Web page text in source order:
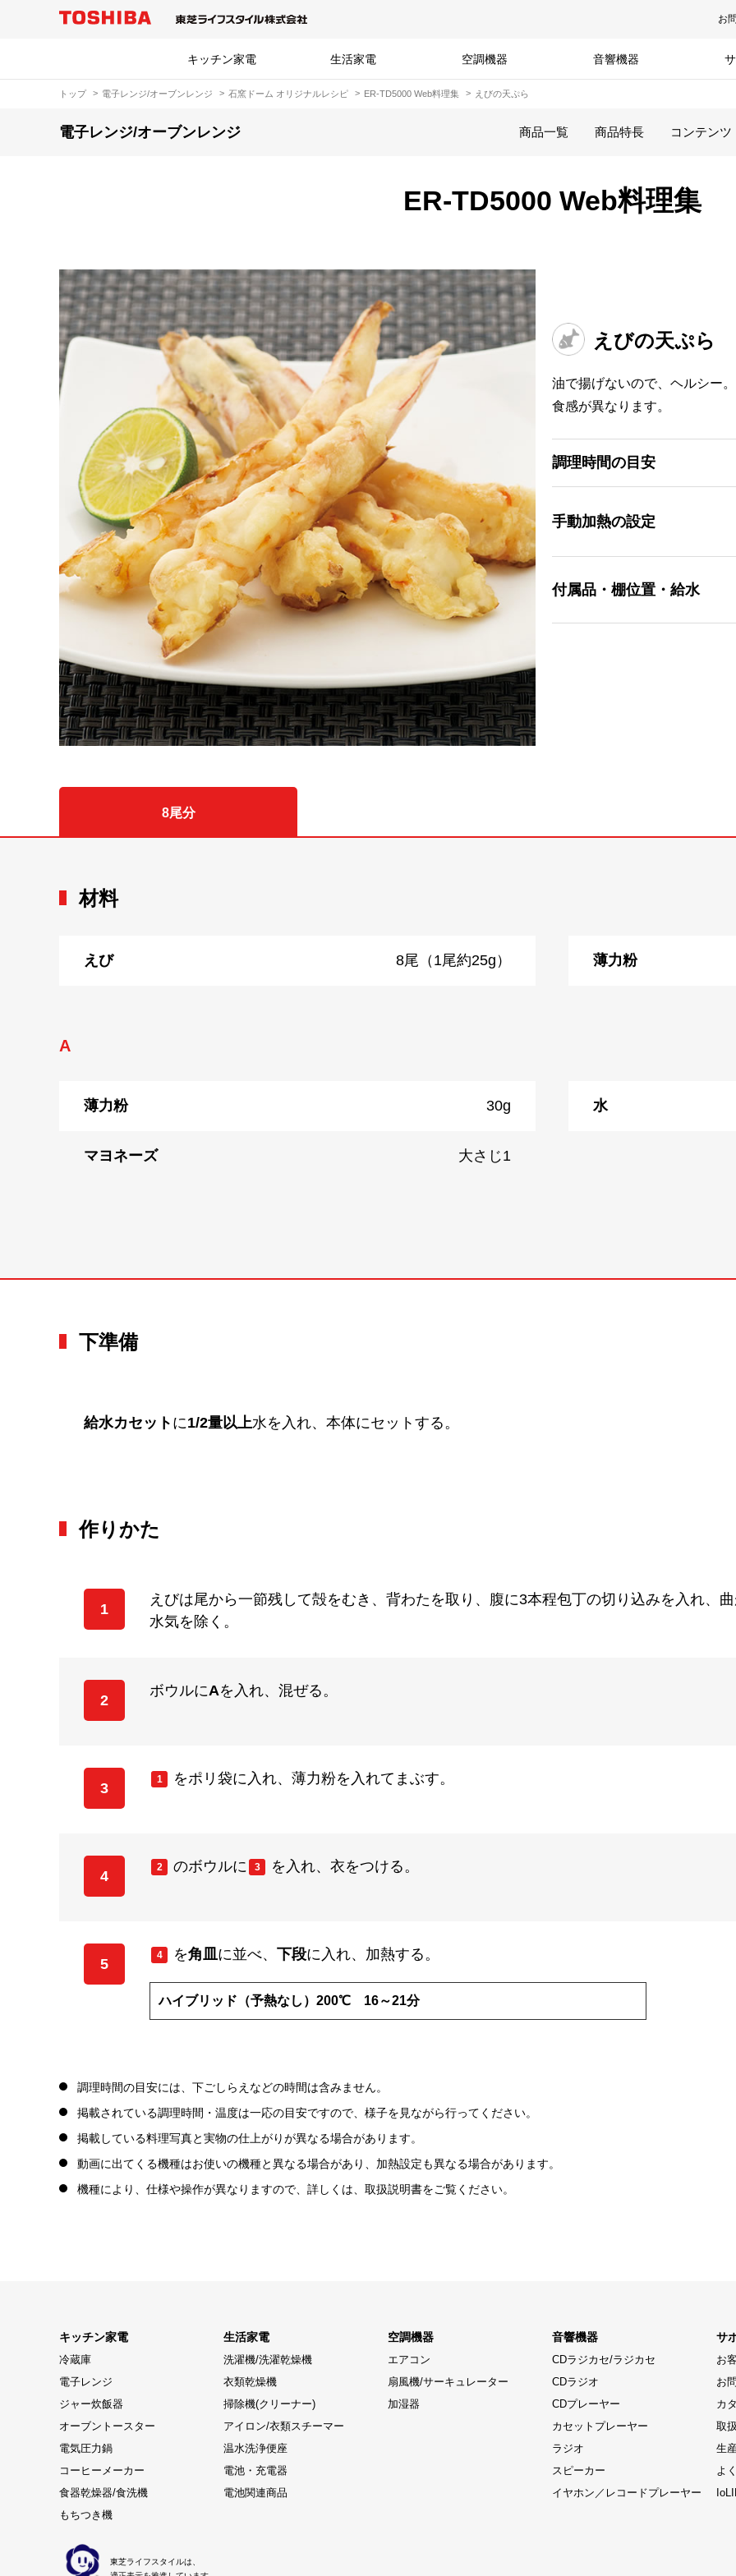
お
キッチン家電 生活家電 空調機器 音響機器
トップ 電子レンジ/オーブンレンジ 石窯ドーム オリジナルレシピ ER-TD5000 Web料理集 えびの天ぷら
電子レンジ/オーブンレンジ 商品一覧 商品特長 コンテンツ
ER-TD5000 Web料理集
えびの天ぷら
油で揚げないので、ヘルシー
食感が異なります。
調理時間の目安
手動加熱の設定
付属品・棚位置・給水
8尾分
材料
えび 8尾（1尾約25g） 薄力粉
A
薄力粉 30g 水
マヨネーズ 大さじ1
下準備
給水カセット に1/2量以上水を入れ、本体にセットする。
作りかた
1
えびは尾から一節残して殻をむき、背わたを取り、腹に3本程包丁の切り込みを入れ、
水気を除く。
2
ボウルにAを入れ、混ぜる。
3
1 をポリ袋に入れ、薄力粉を入れてまぶす。
4
2 のボウルに 3 を入れ、衣をつける。
5
4 を角皿に並べ、 下段に入れ、加熱する。
ハイブリッド（予熱なし）200℃ 16～21分
調理時間の目安には、下ごしらえなどの時間は含みません。
掲載されている調理時間・温度は一応の目安ですので、様子を見ながら行ってください。
掲載している料理写真と実物の仕上がりが異なる場合があります。
動画に出てくる機種はお使いの機種と異なる場合があり、加熱設定も異なる場合があります。
機種により、仕様や操作が異なりますので、詳しくは、取扱説明書をご覧ください。
キッチン家電
冷蔵庫
電子レンジ
ジャー炊飯器
オーブントースター
電気圧力鍋
コーヒーメーカー
食器乾燥器/食洗機
もちつき機
生活家電
洗濯機/洗濯乾燥機
衣類乾燥機
掃除機(クリーナー)
アイロン/衣類スチーマー
温水洗浄便座
電池・充電器
電池関連商品
空調機器
エアコン
扇風機/サーキュレーター
加湿器
音響機器
CDラジカセ/ラジカセ
CDラジオ
CDプレーヤー
カセットプレーヤー
ラジオ
スピーカー
イヤホン／レコードプレーヤー
サ
お
お
カ
取
生
よ
東芝ライフスタイルは、